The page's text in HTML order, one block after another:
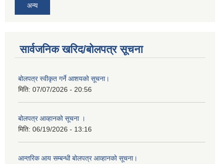
अन्य
सार्वजनिक खरिद/बोलपत्र सूचना
बोलपत्र स्वीकृत गर्ने आशयको सूचना।
मिति: 07/07/2026 - 20:56
बोलपत्र आव्हानको सूचना ।
मिति: 06/19/2026 - 13:16
आन्तरिक आय सम्बन्धी बोलपत्र आव्हानको सूचना।